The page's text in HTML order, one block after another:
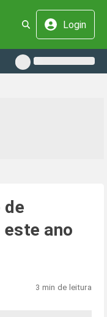
Login
de
ano
3 min de leitura